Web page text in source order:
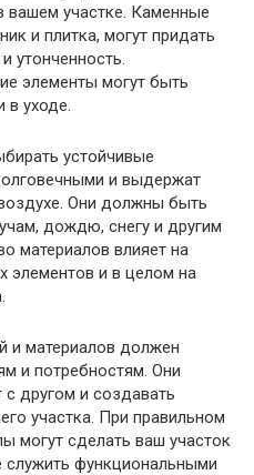
вашем участке. Каменные
и плитка, могут придать
утонченность.
элементы могут быть
уходе.
устойчивые
и выдержат
Они должны быть
дождю, снегу и другим
материалов влияет на
элементов и в целом на
и материалов должен
и потребностям. Они
другом и создавать
участка. При правильном
могут сделать ваш участок
функциональными